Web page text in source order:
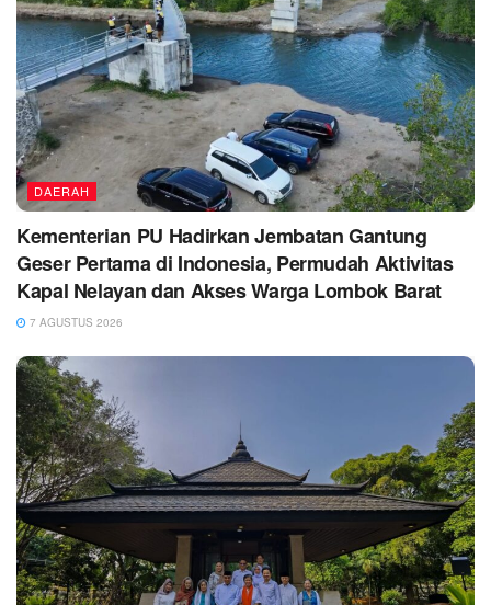
DAERAH
Kementerian PU Hadirkan Jembatan Gantung
Geser Pertama di Indonesia, Permudah Aktivitas
Kapal Nelayan dan Akses Warga Lombok Barat
7 AGUSTUS 2026